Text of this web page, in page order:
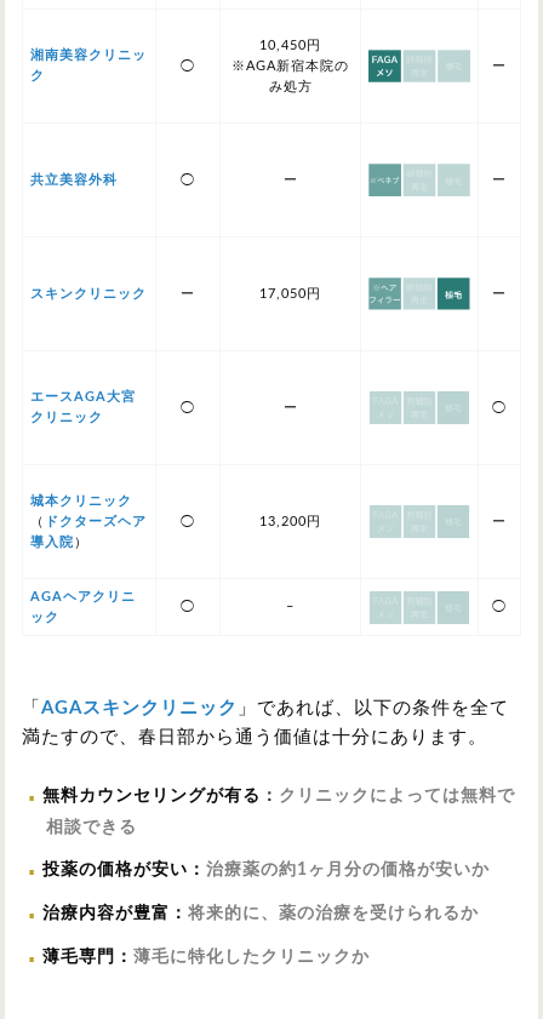
湘南美容クリニッ
ク
◯
10,450円
※AGA新宿本院の
み処方
ー
共立美容外科 ◯ ー ー
スキンクリニック ー 17,050円 ー
エースAGA大宮
クリニック
◯ ー ◯
城本クリニック
（
ドクターズヘア
導入院 ）
◯ 13,200円 ー
AGAヘアクリニ
ック
◯ – ◯
「 AGAスキンクリニック 」であれば、以下の条件を全て
満たすので、春日部から通う価値は十分にあります。
無料カウンセリングが有る ： クリニックによっては無料で
相談できる
投薬の価格が安い ： 治療薬の約1ヶ月分の価格が安いか
治療内容が豊富 ： 将来的に、薬の治療を受けられるか
薄毛専門 ： 薄毛に特化したクリニックか